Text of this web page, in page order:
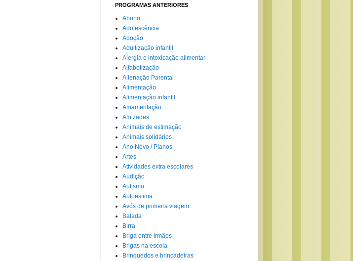
PROGRAMAS ANTERIORES
Aborto
Adolescência
Adoção
Adultização infantil
Alergia e intoxicação alimentar
Alfabetização
Alienação Parental
Alimentação
Alimentação infantil
Amamentação
Amizades
Animais de estimação
Animais solidários
Ano Novo / Planos
Artes
Atividades extra escolares
Audição
Autismo
Autoestima
Avós de primeira viagem
Balada
Birra
Briga entre irmãos
Brigas na escola
Brinquedos e brincadeiras